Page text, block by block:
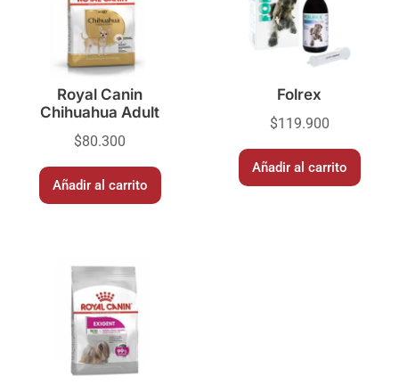
Royal Canin
Chihuahua Adult
$80.300
Añadir al carrito
Folrex
$119.900
Añadir al carrito